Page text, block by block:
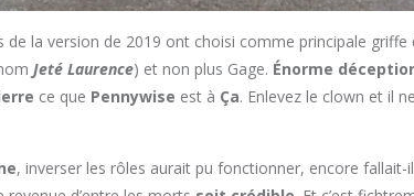
de la version de 2019 ont choisi comme principale griffe
Jeté Laurence) et non plus Gage. Énorme
ce que Pennywise est à Ça. Enlevez le clown et il
, inverser les rôles aurait pu fonctionner, encore fallait-